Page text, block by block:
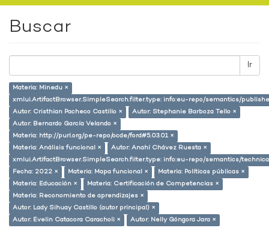
Buscar
Ir
Materia: Minedu ×
xmlui.ArtifactBrowser.SimpleSearch.filter.type: info:eu-repo/semantics/
Autor: Cristhian Pacheco Castillo ×
Autor: Stephanie Barboza Tello ×
Autor: Bernardo García Velando ×
Materia: http://purl.org/pe-repo/ocde/ford#5.03.01 ×
Materia: Análisis funcional ×
Autor: Anahí Chávez Ruesta ×
xmlui.ArtifactBrowser.SimpleSearch.filter.type: info:eu-repo/semantics/
Fecha: 2022 ×
Materia: Mapa funcional ×
Materia: Políticas públicas ×
Materia: Educación ×
Materia: Certificación de Competencias ×
Materia: Reconomiento de aprendizajes ×
Autor: Lady Sihuay Castillo (autor principal) ×
Autor: Evelin Catacora Caracholi ×
Autor: Nelly Góngora Jara ×